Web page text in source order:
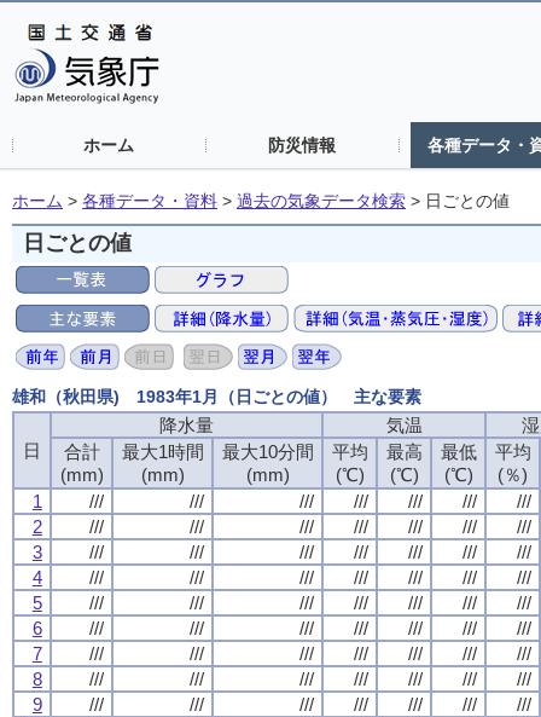
ホーム 防災情報 各種データ・
ホーム > 各種データ・資料 > 過去の気象データ検索 > 日ごとの値
日ごとの値
雄和（秋田県) 1983年1月（日ごとの値） 主な要素
日
降水量 気温
合計
(mm)
最大1時間
(mm)
最大10分間
(mm)
平均
(℃)
最高
(℃)
最低
(℃)
平均
(％)
1
/// /// /// /// /// ///
///
2
/// /// /// /// /// ///
///
3
/// /// /// /// /// ///
///
4
/// /// /// /// /// ///
///
5
/// /// /// /// /// ///
///
6
/// /// /// /// /// ///
///
7
/// /// /// /// /// ///
///
8
/// /// /// /// /// ///
///
9
/// /// /// /// /// ///
///